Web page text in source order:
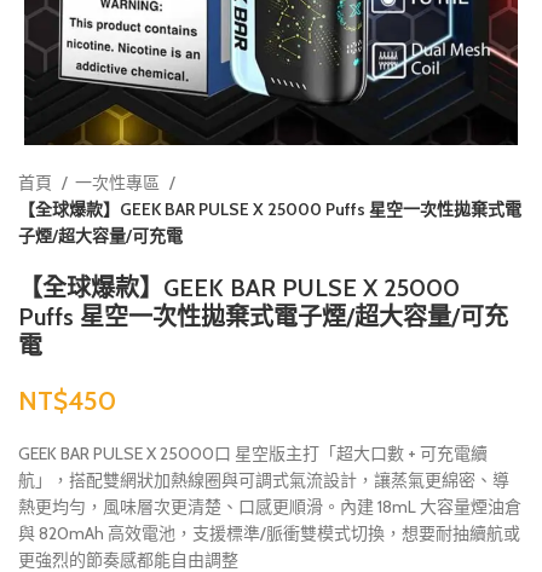
首頁
一次性專區
【全球爆款】GEEK BAR PULSE X 25000 Puffs 星空一次性拋棄式電
子煙/超大容量/可充電
【全球爆款】GEEK BAR PULSE X 25000
Puffs 星空一次性拋棄式電子煙/超大容量/可充
電
NT$
GEEK BAR PULSE X 25000口 星空版主打「超大口數 + 可充電續
航」，搭配雙網狀加熱線圈與可調式氣流設計，讓蒸氣更綿密、導
熱更均勻，風味層次更清楚、口感更順滑。內建 18mL 大容量煙油倉
與 820mAh 高效電池，支援標準/脈衝雙模式切換，想要耐抽續航或
更強烈的節奏感都能自由調整